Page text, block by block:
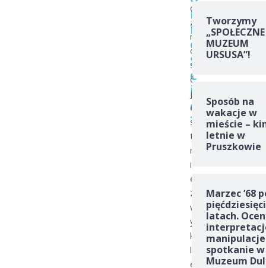
m
i
e
ś
c
i
e
?
c
z
n
o
ś
ć
j
e
s
t
n
i
e
z
w
y
k
l
e
Tworzymy
„SPOŁECZNE
MUZEUM
URSUSA”!
Sposób na
wakacje w
mieście –
letnie w
Pruszkowie
Marzec ’68
latach.
spotkanie w
Muzeum